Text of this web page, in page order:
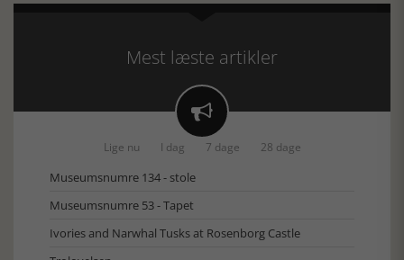
Mest læste artikler

Lige nu I dag 7 dage 28 dage
Museumsnumre 134 - stole
Museumsnumre 53 - Tapet
Ivories and Narwhal Tusks at Rosenborg Castle